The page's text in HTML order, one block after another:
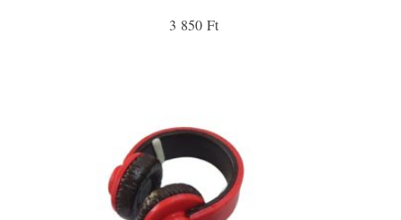
3 850 Ft